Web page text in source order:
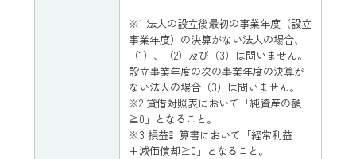
※1 法人の設立後最初の事業年度（設立
事業年度）の決算がない法人の場合、
（1）、（2）及び（3）は問いません。
設立事業年度の次の事業年度の決算が
ない法人の場合（3）は問いません。
※2 貸借対照表において「純資産の額
≧0」となること。
※3 損益計算書において「経常利益
+減価償却≧0」となること。